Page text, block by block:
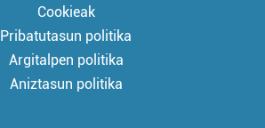
Cookieak
Pribatutasun politika
Argitalpen politika
Aniztasun politika